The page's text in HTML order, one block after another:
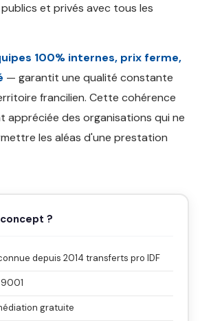
et privés avec tous les
100% internes, prix ferme,
— garantit une qualité constante
francilien. Cette cohérence
appréciée des organisations qui ne
les aléas d'une prestation
?
depuis 2014 transferts pro IDF
gratuite